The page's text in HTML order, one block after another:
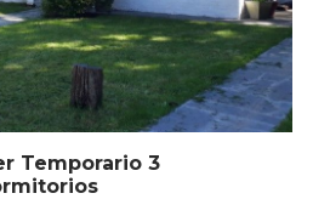
Temporario 3